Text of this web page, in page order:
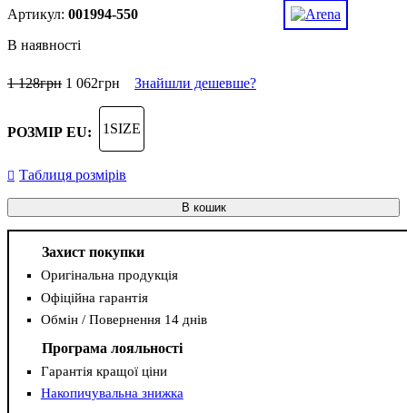
001994-550
В наявності
1 128грн 1 062грн Знайшли дешевше?
РОЗМІР EU: 1SIZE
Таблиця розмірів
В кошик
Захист покупки
Оригінальна продукція
Офіційна гарантія
Обмін / Повернення 14 днів
Програма лояльності
Гарантія кращої ціни
Накопичувальна знижка